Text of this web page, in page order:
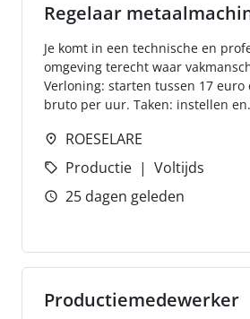
Regelaar
Je komt in een technische en
omgeving terecht waar
Verloning: starten tussen 17 euro
bruto per uur. Taken: instellen
ROESELARE
Productie
Voltijds
25 dagen geleden
Productiemedewerker